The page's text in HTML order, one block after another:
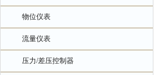
物位仪表
流量仪表
压力/差压控制器